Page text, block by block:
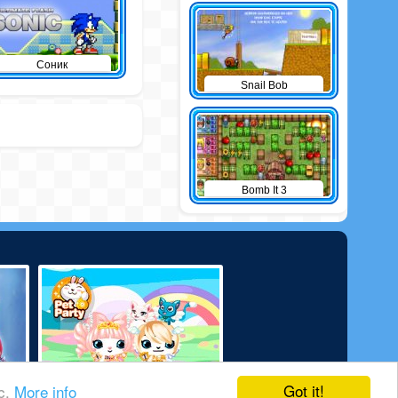
Got it!
More info
Соник
Snail Bob
Bomb It 3